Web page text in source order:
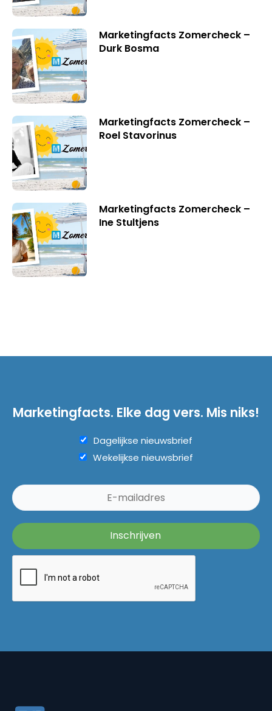
Marketingfacts Zomercheck –
Durk Bosma
Marketingfacts Zomercheck –
Roel Stavorinus
Marketingfacts Zomercheck –
Ine Stultjens
Marketingfacts. Elke dag vers. Mis niks!
Dagelijkse nieuwsbrief
Wekelijkse nieuwsbrief